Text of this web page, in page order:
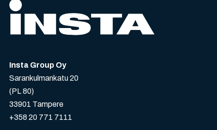
Insta Group Oy
Sarankulmankatu 20
(PL 80)
33901 Tampere
+358 20 771 7111